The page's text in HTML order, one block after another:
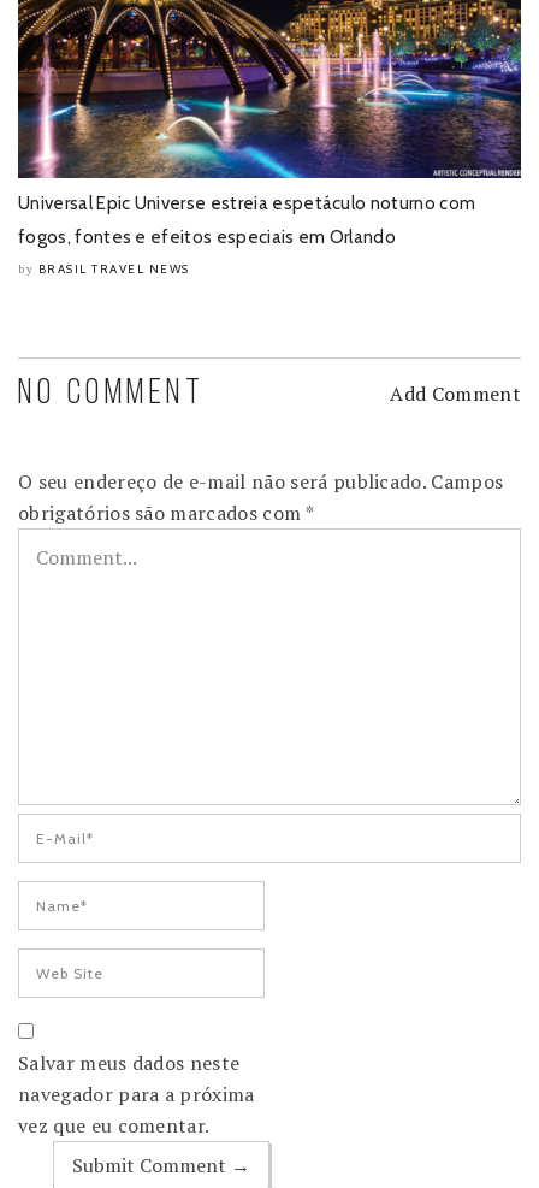
Universal Epic Universe estreia espetáculo noturno com
fogos, fontes e efeitos especiais em Orlando
by BRASIL TRAVEL NEWS
NO COMMENT Add Comment
O seu endereço de e-mail não será publicado. Campos
obrigatórios são marcados com *
Salvar meus dados neste
navegador para a próxima
vez que eu comentar.